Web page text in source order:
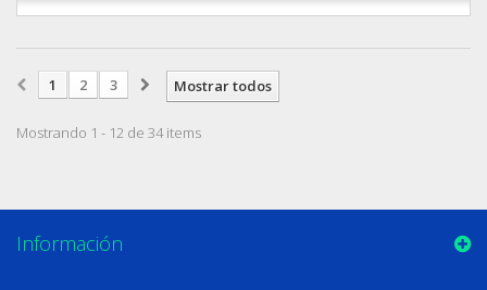
Mostrar todos
1 2 3
Mostrando 1 - 12 de 34 items
Información